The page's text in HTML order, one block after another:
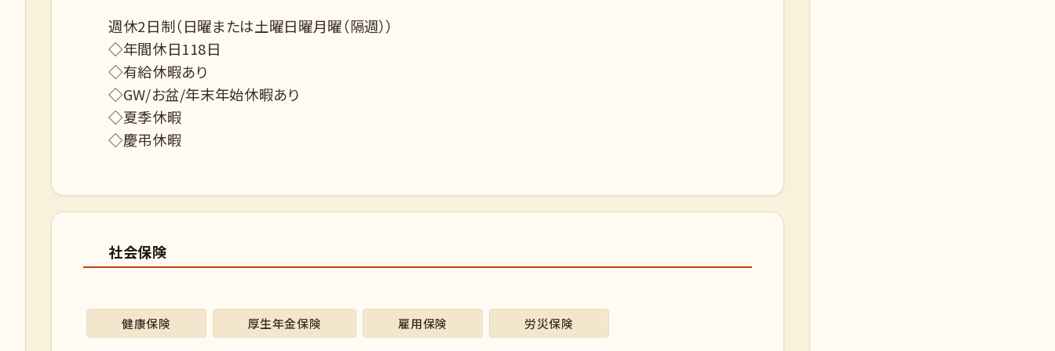
週休2日制（日曜または土曜日曜月曜（隔週））
◇年間休日118日
◇有給休暇あり
◇GW/お盆/年末年始休暇あり
◇夏季休暇
◇慶弔休暇
社会保険
健康保険 厚生年金保険 雇用保険 労災保険